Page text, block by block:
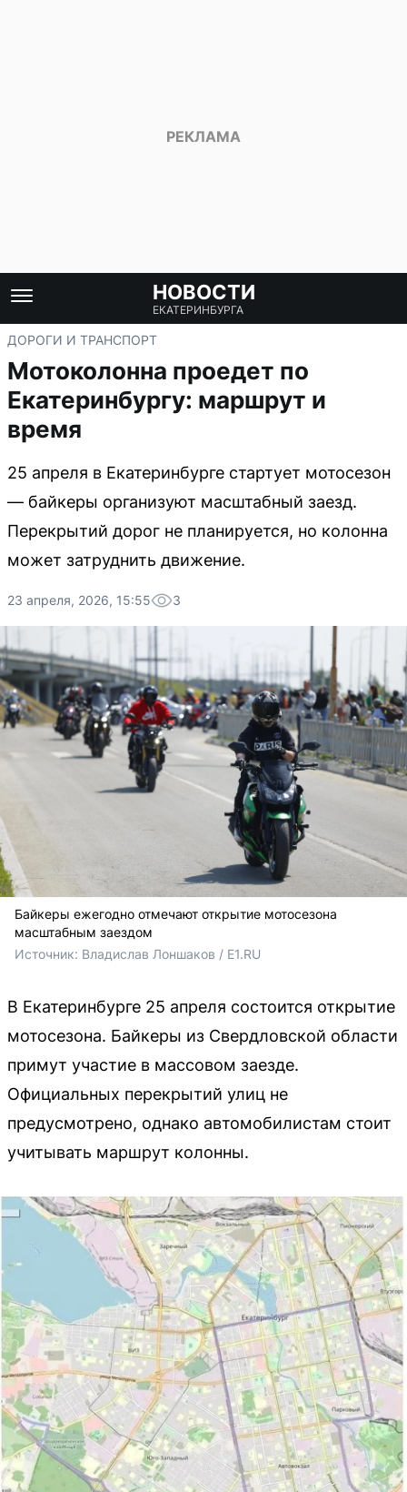
НОВОСТИ
ЕКАТЕРИНБУРГА
ДОРОГИ И ТРАНСПОРТ
Мотоколонна проедет по
Екатеринбургу: маршрут и
время
25 апреля в Екатеринбурге стартует мотосезон
— байкеры организуют масштабный заезд.
Перекрытий дорог не планируется, но колонна
может затруднить движение.
23 апреля, 2026, 15:55 3
Байкеры ежегодно отмечают открытие мотосезона
масштабным заездом
Источник: Владислав Лоншаков / E1.RU
В Екатеринбурге 25 апреля состоится открытие
мотосезона. Байкеры из Свердловской области
примут участие в массовом заезде.
Официальных перекрытий улиц не
предусмотрено, однако автомобилистам стоит
учитывать маршрут колонны.